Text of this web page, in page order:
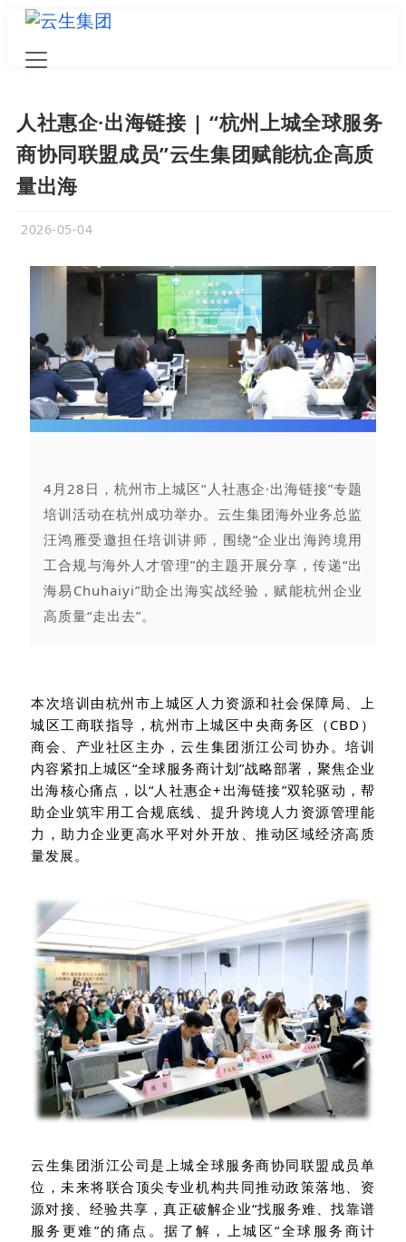
人社惠企·出海链接 | “杭州上城全球服务
商协同联盟成员”云生集团赋能杭企高质
量出海
2026-05-04
4月28日，杭州市上城区“人社惠企·出海链接”专题
培训活动在杭州成功举办。云生集团海外业务总监
汪鸿雁受邀担任培训讲师，围绕“企业出海跨境用
工合规与海外人才管理”的主题开展分享，传递“出
海易Chuhaiyi”助企出海实战经验，赋能杭州企业
高质量“走出去”。
本次培训由杭州市上城区人力资源和社会保障局、上
城区工商联指导，杭州市上城区中央商务区（CBD）
商会、产业社区主办，云生集团浙江公司协办。培训
内容紧扣上城区“全球服务商计划”战略部署，聚焦企业
出海核心痛点，以“人社惠企+出海链接”双轮驱动，帮
助企业筑牢用工合规底线、提升跨境人力资源管理能
力，助力企业更高水平对外开放、推动区域经济高质
量发展。
云生集团浙江公司是上城全球服务商协同联盟成员单
位，未来将联合顶尖专业机构共同推动政策落地、资
源对接、经验共享，真正破解企业“找服务难、找靠谱
服务更难”的痛点。据了解，上城区“全球服务商计